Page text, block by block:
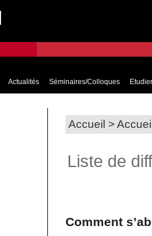
Actualités Séminaires/Colloques
Accueil >
Liste de
Comment